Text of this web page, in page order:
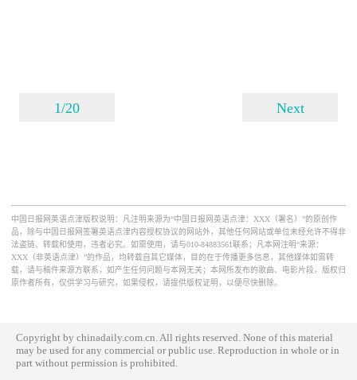
1/20 Next
中国日报网英语点津版权说明：凡注明来源为“中国日报网英语点津：XXX（署名）”的原创作
品，除与中国日报网签署英语点津内容授权协议的网站外，其他任何网站或单位未经允许不得非
法盗链、转载和使用，违者必究。如需使用，请与010-84883561联系；凡本网注明“来源：
XXX（非英语点津）”的作品，均转载自其它媒体，目的在于传播更多信息，其他媒体如需转
载，请与稿件来源方联系，如产生任何问题与本网无关；本网所发布的歌曲、电影片段，版权归
原作者所有，仅供学习与研究，如果侵权，请提供版权证明，以便尽快删除。
Copyright by chinadaily.com.cn. All rights reserved. None of this material
may be used for any commercial or public use. Reproduction in whole or in
part without permission is prohibited.